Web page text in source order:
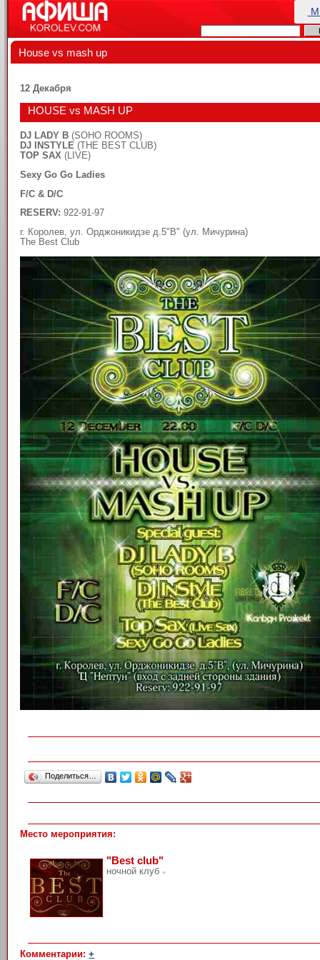
House vs mash up
12 Декабря
HOUSE vs MASH UP
DJ LADY B(SOHO ROOMS)
DJ INSTYLE (THE BEST CLUB)
TOP SAX(LIVE)
Sexy Go Go Ladies
F/C & D/C
RESERV:922-91-97
г. Королев, ул. Орджоникидзе д.5"В" (ул. Мичурина)
The Best Club
Поделиться…
Место мероприятия:
"Best club"
ночной клуб »
Комментарии:+